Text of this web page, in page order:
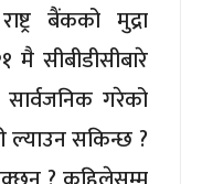
बैंकको मुद्रा
सीबीडीसीबारे
गरेको
ल्याउन सकिन्छ ?